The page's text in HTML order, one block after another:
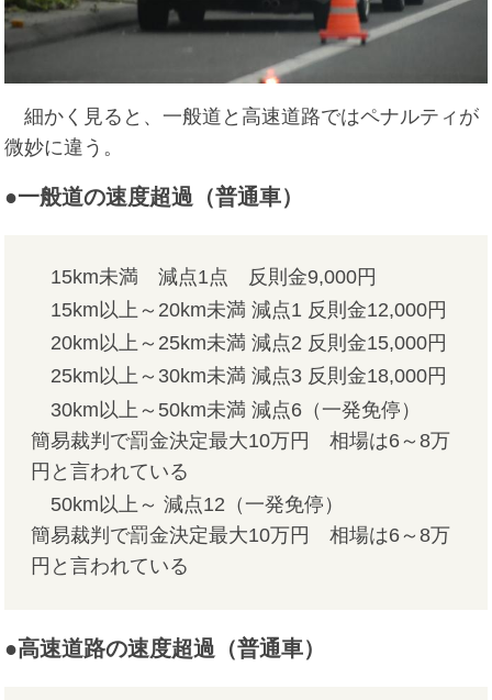
細かく見ると、一般道と高速道路ではペナルティが
微妙に違う。
●一般道の速度超過（普通車）
15km未満 減点1点 反則金9,000円
15km以上～20km未満 減点1 反則金12,000円
20km以上～25km未満 減点2 反則金15,000円
25km以上～30km未満 減点3 反則金18,000円
30km以上～50km未満 減点6（一発免停）
簡易裁判で罰金決定最大10万円 相場は6～8万
円と言われている
50km以上～ 減点12（一発免停）
簡易裁判で罰金決定最大10万円 相場は6～8万
円と言われている
●高速道路の速度超過（普通車）